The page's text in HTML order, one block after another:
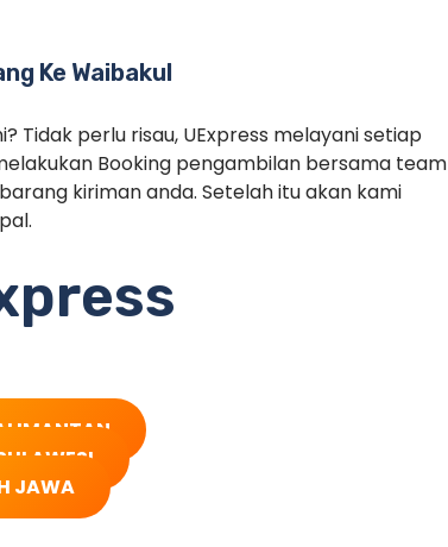
Ke Waibakul
Tidak perlu risau, UExpress melayani setiap
Booking pengambilan bersama team
kiriman anda. Setelah itu akan kami
JAWA